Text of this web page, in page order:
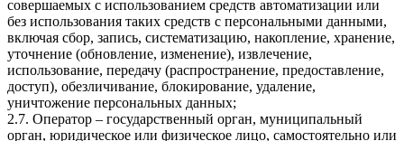
совершаемых с использованием средств автоматизации или
без использования таких средств с персональными данными,
включая сбор, запись, систематизацию, накопление, хранение,
уточнение (обновление, изменение), извлечение,
использование, передачу (распространение, предоставление,
доступ), обезличивание, блокирование, удаление,
уничтожение персональных данных;
2.7. Оператор – государственный орган, муниципальный
орган, юридическое или физическое лицо, самостоятельно или